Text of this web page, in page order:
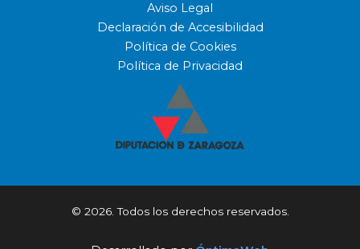
Aviso Legal
Declaración de Accesibilidad
Política de Cookies
Política de Privacidad
© 2026. Todos los derechos reservados.